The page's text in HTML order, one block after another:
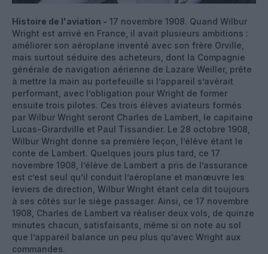
Histoire de l'aviation - 17 novembre 1908. Quand Wilbur
Wright est arrivé en France, il avait plusieurs ambitions :
améliorer son aéroplane inventé avec son frère Orville,
mais surtout séduire des acheteurs, dont la Compagnie
générale de navigation aérienne de Lazare Weiller, prête
à mettre la main au portefeuille si l’appareil s’avérait
performant, avec l’obligation pour Wright de former
ensuite trois pilotes. Ces trois élèves aviateurs formés
par Wilbur Wright seront Charles de Lambert, le capitaine
Lucas-Girardville et Paul Tissandier. Le 28 octobre 1908,
Wilbur Wright donne sa première leçon, l’élève étant le
conte de Lambert. Quelques jours plus tard, ce 17
novembre 1908, l’élève de Lambert a pris de l’assurance
est c’est seul qu’il conduit l’aéroplane et manœuvre les
leviers de direction, Wilbur Wright étant cela dit toujours
à ses côtés sur le siège passager. Ainsi, ce 17 novembre
1908, Charles de Lambert va réaliser deux vols, de quinze
minutes chacun, satisfaisants, même si on note au sol
que l’appareil balance un peu plus qu’avec Wright aux
commandes.